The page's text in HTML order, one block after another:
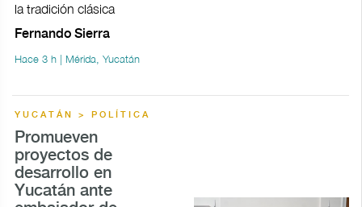
la tradición clásica
Fernando Sierra
Hace 3 h | Mérida, Yucatán
YUCATÁN > POLÍTICA
Promueven
proyectos de
desarrollo en
Yucatán ante